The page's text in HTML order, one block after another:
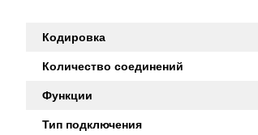
Кодировка
Количество соединений
Функции
Тип подключения